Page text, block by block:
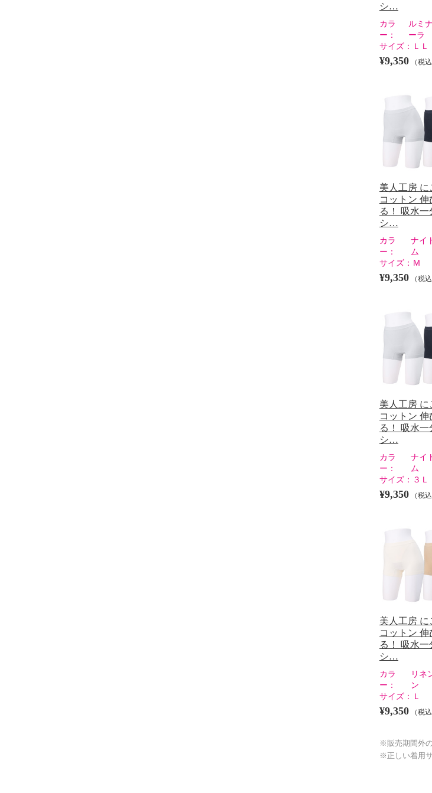
シ…
カラ
ー：
ルミ
ーラ
サイズ：
ＬＬ
¥9,350 （税込
美人工房 に
コットン 伸
る！ 吸水一
シ…
カラ
ー：
ナイ
ム
サイズ： Ｍ
¥9,350 （税込
美人工房 に
コットン 伸
る！ 吸水一
シ…
カラ
ー：
ナイ
ム
サイズ： ３Ｌ
¥9,350 （税込
美人工房 に
コットン 伸
る！ 吸水一
シ…
カラ
ー：
リネ
ン
サイズ：
Ｌ
¥9,350 （税込
※販売期間外
※正しい着用